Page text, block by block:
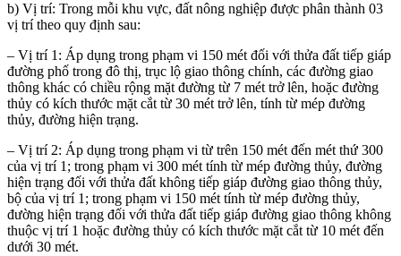
b) Vị trí: Trong mỗi khu vực, đất nông nghiệp được phân thành 03
vị trí theo quy định sau:
– Vị trí 1: Áp dụng trong phạm vi 150 mét đối với thửa đất tiếp giáp
đường phố trong đô thị, trục lộ giao thông chính, các đường giao
thông khác có chiều rộng mặt đường từ 7 mét trở lên, hoặc đường
thủy có kích thước mặt cắt từ 30 mét trở lên, tính từ mép đường
thủy, đường hiện trạng.
– Vị trí 2: Áp dụng trong phạm vi từ trên 150 mét đến mét thứ 300
của vị trí 1; trong phạm vi 300 mét tính từ mép đường thủy, đường
hiện trạng đối với thửa đất không tiếp giáp đường giao thông thủy,
bộ của vị trí 1; trong phạm vi 150 mét tính từ mép đường thủy,
đường hiện trạng đối với thửa đất tiếp giáp đường giao thông không
thuộc vị trí 1 hoặc đường thủy có kích thước mặt cắt từ 10 mét đến
dưới 30 mét.